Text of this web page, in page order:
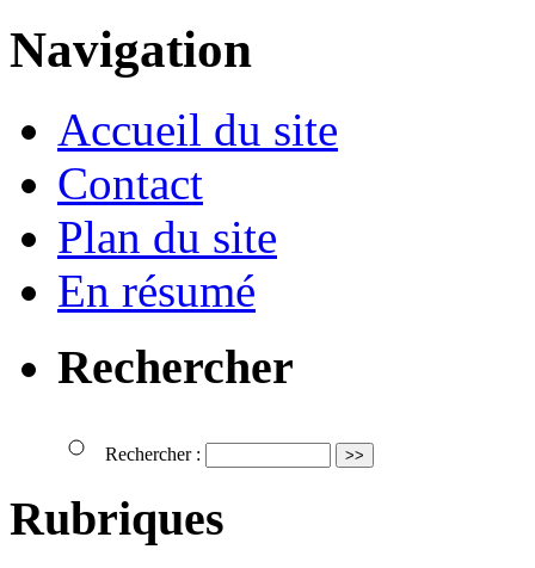
Navigation
Accueil du site
Contact
Plan du site
En résumé
Rechercher
Rechercher :
Rubriques